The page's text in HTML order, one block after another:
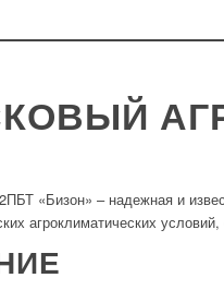
«Бизон» – надежная и
агроклиматических